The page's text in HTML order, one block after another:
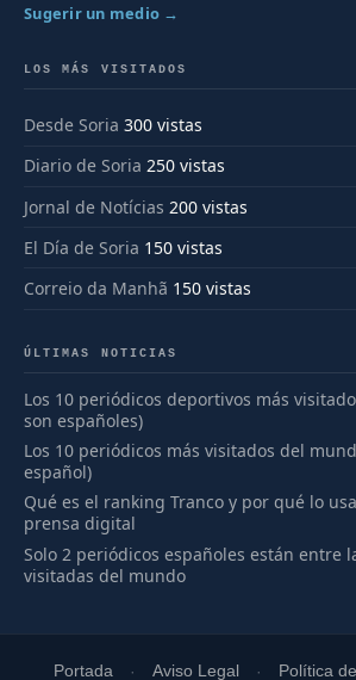
Sugerir un medio →
LOS MÁS VISITADOS
Desde Soria 300 vistas
Diario de Soria 250 vistas
Jornal de Notícias 200 vistas
El Día de Soria 150 vistas
Correio da Manhã 150 vistas
ÚLTIMAS NOTICIAS
Los 10 periódicos deportivos más
son españoles)
Los 10 periódicos más visitados del
español)
Qué es el ranking Tranco y por qué lo
prensa digital
Solo 2 periódicos españoles están entre
visitadas del mundo
Portada Aviso Legal Política